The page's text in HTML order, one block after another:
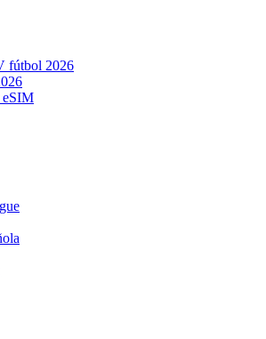
fútbol 2026
eSIM